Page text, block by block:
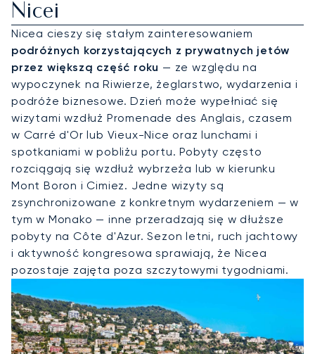
Nicei
Nicea cieszy się stałym zainteresowaniem
podróżnych korzystających z prywatnych jetów
przez większą część roku — ze względu na
wypoczynek na Riwierze, żeglarstwo, wydarzenia i
podróże biznesowe. Dzień może wypełniać się
wizytami wzdłuż Promenade des Anglais, czasem
w Carré d'Or lub Vieux-Nice oraz lunchami i
spotkaniami w pobliżu portu. Pobyty często
rozciągają się wzdłuż wybrzeża lub w kierunku
Mont Boron i Cimiez. Jedne wizyty są
zsynchronizowane z konkretnym wydarzeniem — w
tym w Monako — inne przeradzają się w dłuższe
pobyty na Côte d'Azur. Sezon letni, ruch jachtowy
i aktywność kongresowa sprawiają, że Nicea
pozostaje zajęta poza szczytowymi tygodniami.